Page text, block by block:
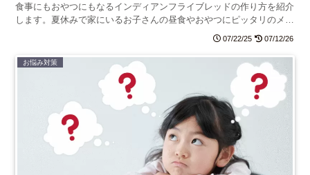
食事にもおやつにもなるインディアンフライブレッドの作り方を紹介
します。夏休みで家にいるお子さんの昼食やおやつにピッタリのメニ
07/22/25 07/12/26
お悩み対策